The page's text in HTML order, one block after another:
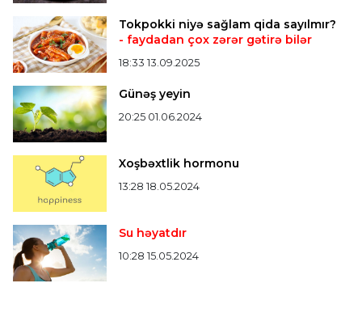
Tokpokki niyə sağlam qida sayılmır?
- faydadan çox zərər gətirə bilər
18:33 13.09.2025
Günəş yeyin
20:25 01.06.2024
Xoşbəxtlik hormonu
13:28 18.05.2024
Su həyatdır
10:28 15.05.2024